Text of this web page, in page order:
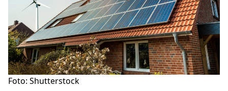
Foto: Shutterstock